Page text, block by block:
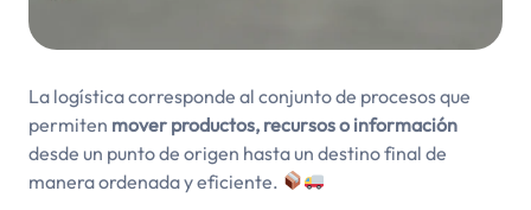
La logística corresponde al conjunto de procesos que
permiten mover productos, recursos o información
desde un punto de origen hasta un destino final de
manera ordenada y eficiente.